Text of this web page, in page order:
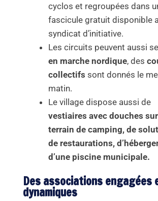
cyclos et regroupées dans
fascicule gratuit disponible
syndicat d’initiative.
Les circuits peuvent aussi
en marche nordique, des
collectifssont donnés le
matin.
Le village dispose aussi de
vestiaires avec douches
terrain de camping, de
de restaurations,
d’une piscine municipale.
Des associations engagées
dynamiques